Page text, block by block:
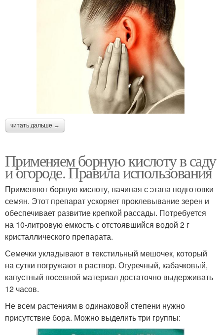
читать дальше →
Применяем борную кислоту в саду
и огороде. Правила использования
Применяют борную кислоту, начиная с этапа подготовки
семян. Этот препарат ускоряет проклевывание зерен и
обеспечивает развитие крепкой рассады. Потребуется
на 10-литровую емкость с отстоявшийся водой 2 г
кристаллического препарата.
Семечки укладывают в текстильный мешочек, который
на сутки погружают в раствор. Огуречный, кабачковый,
капустный посевной материал достаточно выдерживать
12 часов.
Не всем растениям в одинаковой степени нужно
присутствие бора. Можно выделить три группы: